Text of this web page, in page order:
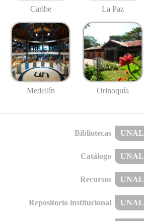
Caribe La Paz
Medellín Orinoquía
Bibliotecas UNAL
Catálogo UNAL
Recursos UNAL
Repositorio institucional UNAL